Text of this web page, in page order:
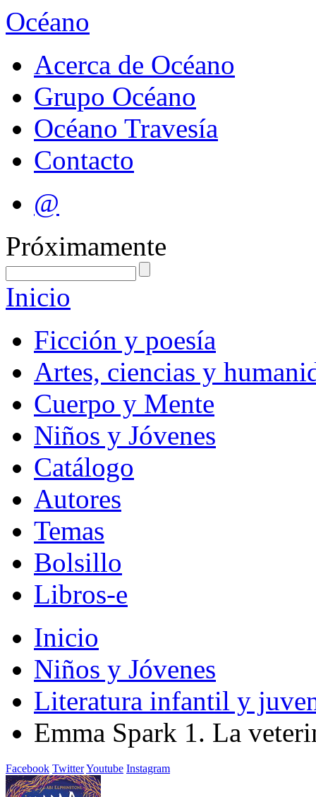
Océano
Acerca de Océano
Grupo Océano
Océano Travesía
Contacto
@
Próximamente
Inicio
Ficción y poesía
Artes, ciencias y
Cuerpo y Mente
Niños y Jóvenes
Catálogo
Autores
Temas
Bolsillo
Libros-e
Inicio
Niños y Jóvenes
Literatura infantil y
Emma Spark 1. La
Facebook TwitterYoutube Instagram